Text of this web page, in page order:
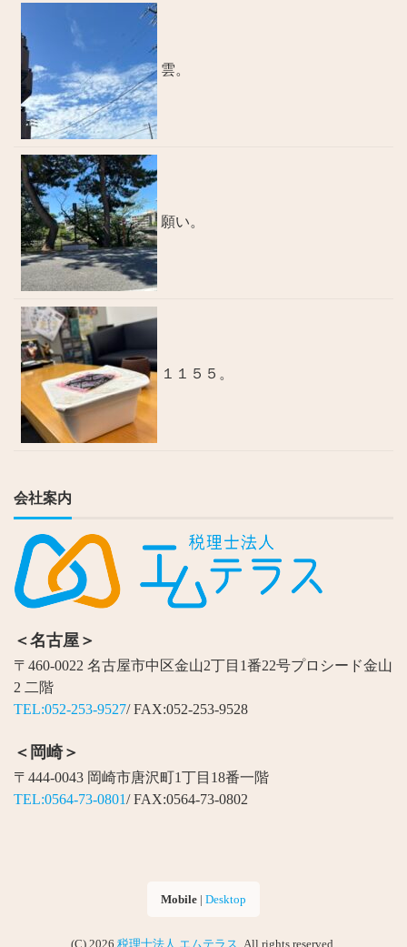
雲。
願い。
１１５５。
会社案内
＜名古屋＞
〒460-0022 名古屋市中区金山2丁目1番22号プロシード金山
2 二階
TEL:052-253-9527/ FAX:052-253-9528
＜岡崎＞
〒444-0043 岡崎市唐沢町1丁目18番一階
TEL:0564-73-0801/ FAX:0564-73-0802
Mobile | Desktop
(C) 2026 税理士法人 エムテラス . All rights reserved.